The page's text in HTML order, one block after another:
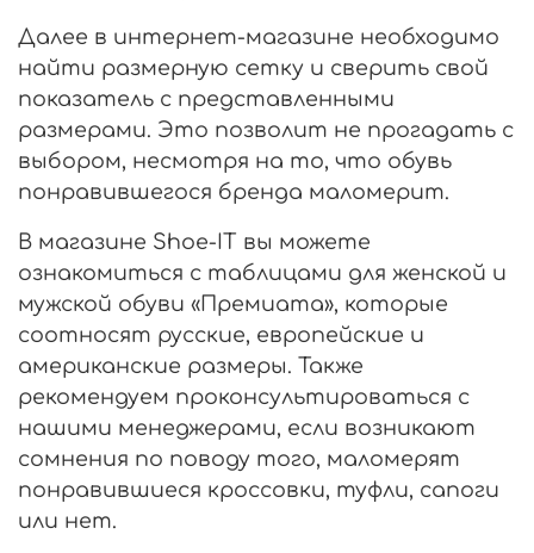
Далее в интернет-магазине необходимо
найти размерную сетку и сверить свой
показатель с представленными
размерами. Это позволит не прогадать с
выбором, несмотря на то, что обувь
понравившегося бренда маломерит.
В магазине Shoe-IT вы можете
ознакомиться с таблицами для женской и
мужской обуви «Премиата», которые
соотносят русские, европейские и
американские размеры. Также
рекомендуем проконсультироваться с
нашими менеджерами, если возникают
сомнения по поводу того, маломерят
понравившиеся кроссовки, туфли, сапоги
или нет.